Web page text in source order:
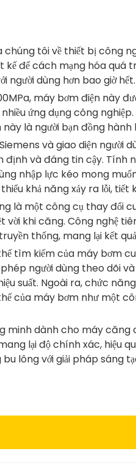
chúng tôi về thiết bị
kế để cách mạng hóa
người dùng hơn bao giờ hết.
máy bơm điện này
ứng dụng công
là người bạn đồng
và giao diện người
định và đáng tin cậy.
nhập lực kéo mong
khả năng xảy ra lỗi,
là một công cụ thay đổi
vời khi căng. Công nghệ
thống, mang lại kết
tìm kiếm của máy bơm
người dùng theo dõi
suất. Ngoài ra, chức
của máy bơm như một
minh dành cho máy
lại độ chính xác, hiệu
lông với giải pháp sáng